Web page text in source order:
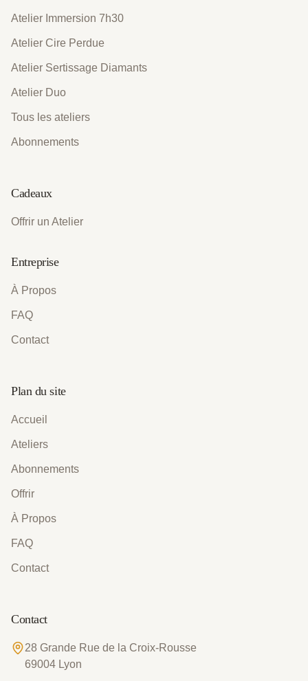
Atelier Immersion 7h30
Atelier Cire Perdue
Atelier Sertissage Diamants
Atelier Duo
Tous les ateliers
Abonnements
Cadeaux
Offrir un Atelier
Entreprise
À Propos
FAQ
Contact
Plan du site
Accueil
Ateliers
Abonnements
Offrir
À Propos
FAQ
Contact
Contact
28 Grande Rue de la Croix-Rousse
69004 Lyon